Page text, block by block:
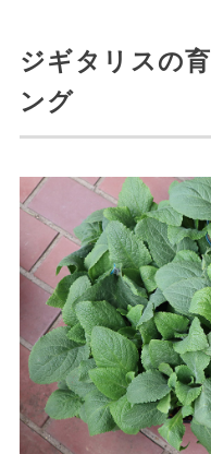
ジギタリスの
ング